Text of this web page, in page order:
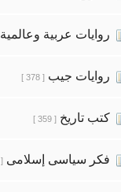
روايات عربية وعالمية
روايات جيب [ 378 ]
كتب تاريخ [ 359 ]
فكر سياسى إسلامى [ 356 ]